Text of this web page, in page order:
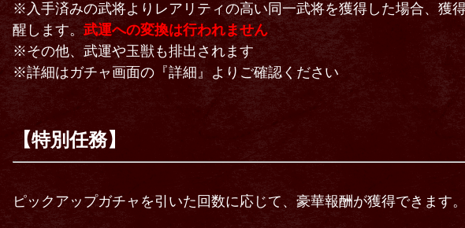
※入手済みの武将よりレアリティの高い同一武将を獲得した場合、獲
醒します。武運への変換は行われません
※その他、武運や玉獣も排出されます
※詳細はガチャ画面の『詳細』よりご確認ください
【特別任務】
ピックアップガチャを引いた回数に応じて、豪華報酬が獲得できます。